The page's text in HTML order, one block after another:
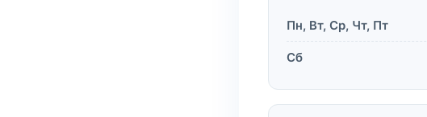
Пн, Вт, Ср, Чт, Пт
Сб